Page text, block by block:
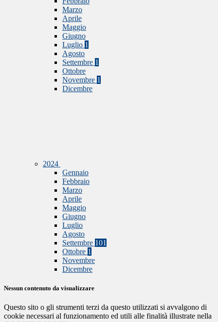
Marzo
Aprile
Maggio
Giugno
Luglio 1
Agosto
Settembre 1
Ottobre
Novembre 1
Dicembre
2024
Gennaio
Febbraio
Marzo
Aprile
Maggio
Giugno
Luglio
Agosto
Settembre 101
Ottobre 1
Novembre
Dicembre
Nessun contenuto da visualizzare
Questo sito o gli strumenti terzi da questo utilizzati si avvalgono di
cookie necessari al funzionamento ed utili alle finalità illustrate nella